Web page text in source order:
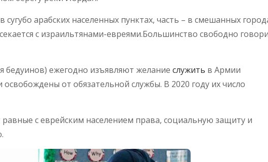
арабских населенных пунктах, часть – в смешанных
с израильтянами-евреями.Большинство свободно
бедуинов) ежегодно изъявляют желание служить в Армии
от обязательной службы. В 2020 году их число
с еврейским населением права, социальную защиту и